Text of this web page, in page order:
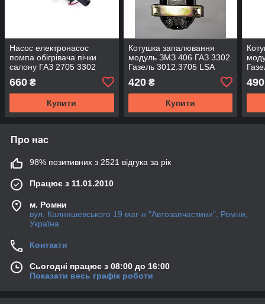
Насос електронасос
помпа обігрівача пічки
салону ГАЗ 2705 3302
Газель D18мм 32.3780-01
Aurora
660 ₴
Купити
Котушка запалювання
модуль ЗМЗ 406 ГАЗ 3302
Газель 3012.3705 LSA
420₴
Купити
490
Про нас
98% позитивних з 2521 відгука за рік
Працює з 11.01.2010
м. Ромни
вул. Калнишевського 19 маг-н "Автозапчастини", Ромни,
Україна
Контакти
Сьогодні працює з 08:00 до 16:00
Показати весь графік роботи